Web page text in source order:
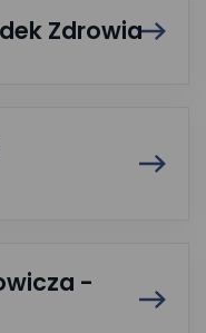
Zdrowia
-